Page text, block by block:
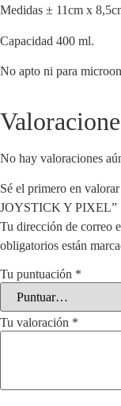
Medidas ± 11cm x
Capacidad 400 ml.
No apto ni para
No hay valoraciones
Sé el primero en
JOYSTICK Y PIXEL”
Tu dirección de correo
obligatorios están
Tu puntuación *
Tu valoración *